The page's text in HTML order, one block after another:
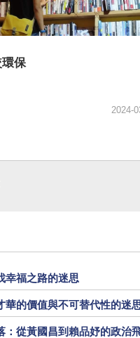
保
2024-
幸福之路的迷思
華的價值與不可替代性的迷
：從黃國昌到賴品妤的政治